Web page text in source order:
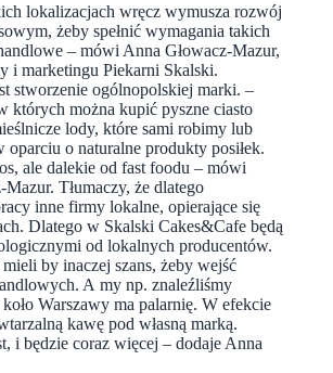
lokalizacjach wręcz wymusza rozwój
żeby spełnić wymagania takich
– mówi Anna Głowacz-Mazur,
i marketingu Piekarni Skalski.
stworzenie ogólnopolskiej marki. –
których można kupić pyszne ciasto
lody, które sami robimy lub
o naturalne produkty posiłek.
ale dalekie od fast foodu – mówi
Tłumaczy, że dlatego
inne firmy lokalne, opierające się
Dlatego w Skalski Cakes&Cafe będą
od lokalnych producentów.
by inaczej szans, żeby wejść
A my np. znaleźliśmy
Warszawy ma palarnię. W efekcie
kawę pod własną marką.
i będzie coraz więcej – dodaje Anna